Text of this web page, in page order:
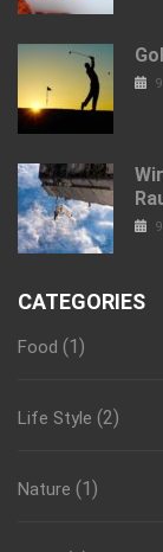
CATEGORIES
Food (1)
Life Style (2)
Nature (1)